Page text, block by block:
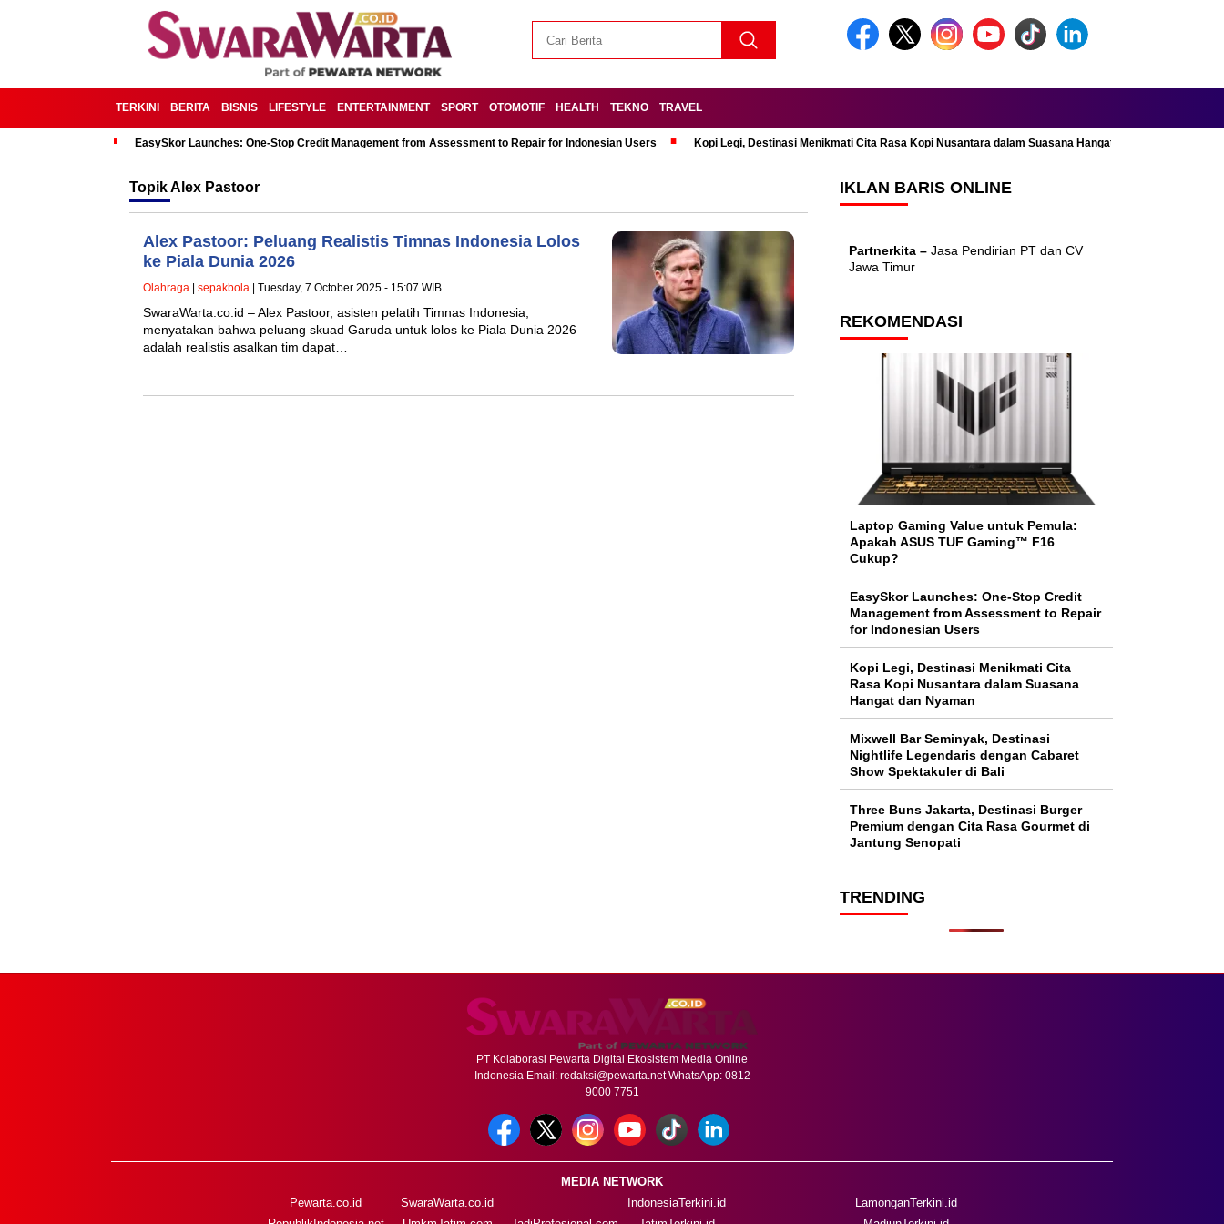
TERKINI BERITA BISNIS LIFESTYLE ENTERTAINMENT SPORT OTOMOTIF HEALTH TEKNO TRAVEL
EasySkor Launches: One-Stop Credit Management from Assessment to Repair for Indonesian Users Kopi Legi, Destinasi Menikmati Cita Rasa Kopi Nusantara dalam Suasana Hangat dan Nyaman
TopikAlex Pastoor
Alex Pastoor: Peluang Realistis Timnas Indonesia Lolos
ke Piala Dunia 2026
Olahraga sepakbola | Tuesday, 7 October 2025 - 15:07 WIB
SwaraWarta.co.id – Alex Pastoor, asisten pelatih Timnas Indonesia,
menyatakan bahwa peluang skuad Garuda untuk lolos ke Piala Dunia 2026
adalah realistis asalkan tim dapat…
IKLAN BARIS ONLINE
Partnerkita – Jasa Pendirian PT dan CV
Jawa Timur
REKOMENDASI
Laptop Gaming Value untuk Pemula:
Apakah ASUS TUF Gaming™ F16
Cukup?
EasySkor Launches: One-Stop Credit
Management from Assessment to Repair
for Indonesian Users
Kopi Legi, Destinasi Menikmati Cita
Rasa Kopi Nusantara dalam Suasana
Hangat dan Nyaman
Mixwell Bar Seminyak, Destinasi
Nightlife Legendaris dengan Cabaret
Show Spektakuler di Bali
Three Buns Jakarta, Destinasi Burger
Premium dengan Cita Rasa Gourmet di
Jantung Senopati
TRENDING
PT Kolaborasi Pewarta Digital Ekosistem Media Online
Indonesia Email: redaksi@pewarta.netWhatsApp: 0812
9000 7751
MEDIA NETWORK
Pewarta.co.id
SwaraWarta.co.id
IndonesiaTerkini.id
LamonganTerkini.id